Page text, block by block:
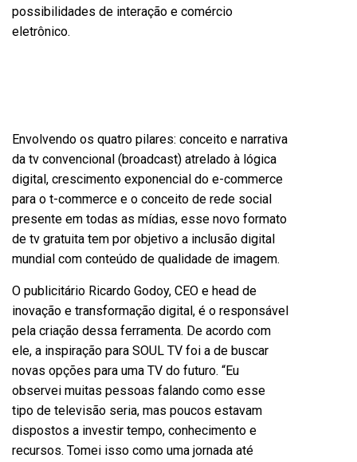
possibilidades de interação e comércio
eletrônico.
Envolvendo os quatro pilares: conceito e narrativa
da tv convencional (broadcast) atrelado à lógica
digital, crescimento exponencial do e-commerce
para o t-commerce e o conceito de rede social
presente em todas as mídias, esse novo formato
de tv gratuita tem por objetivo a inclusão digital
mundial com conteúdo de qualidade de imagem.
O publicitário Ricardo Godoy, CEO e head de
inovação e transformação digital, é o responsável
pela criação dessa ferramenta. De acordo com
ele, a inspiração para SOUL TV foi a de buscar
novas opções para uma TV do futuro. “Eu
observei muitas pessoas falando como esse
tipo de televisão seria, mas poucos estavam
dispostos a investir tempo, conhecimento e
recursos. Tomei isso como uma jornada até